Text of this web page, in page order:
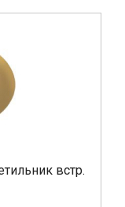
встр.